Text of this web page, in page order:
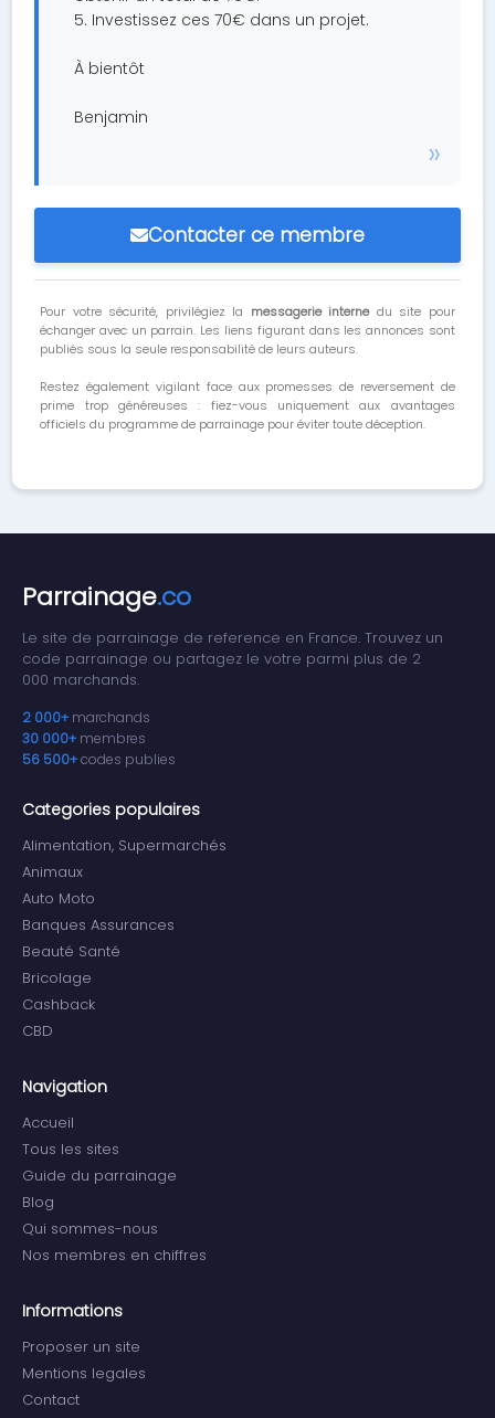
5. Investissez ces 70€ dans un projet.
À bientôt
Benjamin
Contacter ce membre
Pour votre sécurité, privilégiez la messagerie internedu site pour
échanger avec un parrain. Les liens figurant dans les annonces sont
publiés sous la seule responsabilité de leurs auteurs.
Restez également vigilant face aux promesses de reversement de
prime trop généreuses : fiez-vous uniquement aux avantages
officiels du programme de parrainage pour éviter toute déception.
Parrainage.co
Le site de parrainage de reference en France. Trouvez un
code parrainage ou partagez le votre parmi plus de 2
000 marchands.
2 000+ marchands
30 000+ membres
56 500+codes publies
Categories populaires
Alimentation, Supermarchés
Animaux
Auto Moto
Banques Assurances
Beauté Santé
Bricolage
Cashback
CBD
Navigation
Accueil
Tous les sites
Guide du parrainage
Blog
Qui sommes-nous
Nos membres en chiffres
Informations
Proposer un site
Mentions legales
Contact